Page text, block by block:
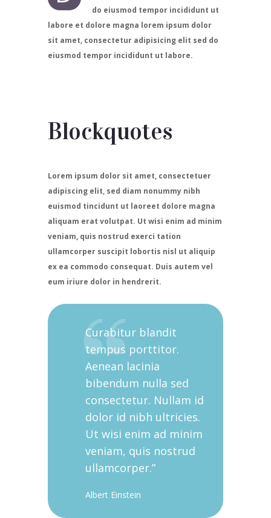
do eiusmod tempor incididunt ut
labore et dolore magna lorem ipsum dolor
sit amet, consectetur adipisicing elit sed do
eiusmod tempor incididunt ut labore.
Blockquotes
Lorem ipsum dolor sit amet, consectetuer
adipiscing elit, sed diam nonummy nibh
euismod tincidunt ut laoreet dolore magna
aliquam erat volutpat. Ut wisi enim ad minim
veniam, quis nostrud exerci tation
ullamcorper suscipit lobortis nisl ut aliquip
ex ea commodo consequat. Duis autem vel
eum iriure dolor in hendrerit.
Curabitur blandit
tempus porttitor.
Aenean lacinia
bibendum nulla sed
consectetur. Nullam id
dolor id nibh ultricies.
Ut wisi enim ad minim
veniam, quis nostrud
ullamcorper.”
Albert Einstein